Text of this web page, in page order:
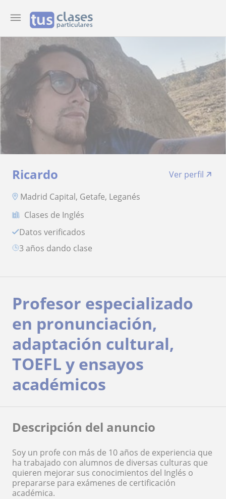
Ricardo
Ver perfil
Madrid Capital, Getafe, Leganés
Clases de Inglés
Datos verificados
3 años dando clase
Profesor especializado
en pronunciación,
adaptación cultural,
TOEFL y ensayos
académicos
Descripción del anuncio
Soy un profe con más de 10 años de experiencia que
ha trabajado con alumnos de diversas culturas que
quieren mejorar sus conocimientos del Inglés o
prepararse para exámenes de certificación
académica.